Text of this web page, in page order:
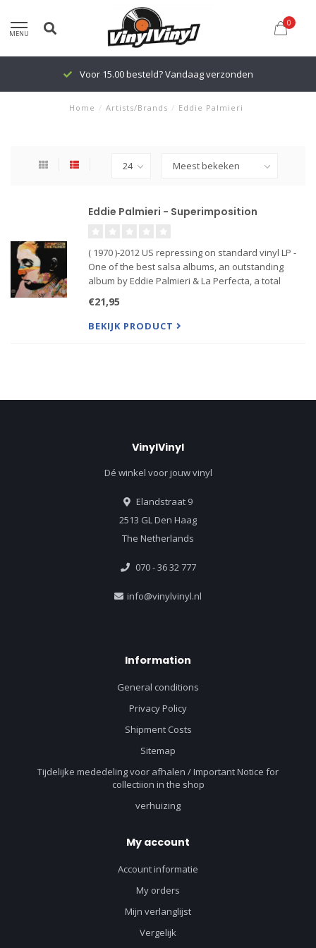
MENU
0
Voor 15.00 besteld? Vandaag verzonden
Home / Artists/Brands / Eddie Palmieri
Eddie Palmieri - Superimposition
( 1970 )-2012 US repressing on standard vinyl LP -
One of the best salsa albums, an outstanding
album by Eddie Palmieri & La Perfecta, a total
topped himself (hard to do even for him) with
Super Imposition
€21,95
BEKIJK PRODUCT
VinylVinyl
Dé winkel voor jouw vinyl
Elandstraat 9
2513 GL Den Haag
The Netherlands
070 - 36 32 777
info@vinylvinyl.nl
Information
General conditions
Privacy Policy
Shipment Costs
Sitemap
Tijdelijke mededeling voor afhalen / Important Notice for
collectiion in the shop
verhuizing
My account
Account informatie
My orders
Mijn verlanglijst
Vergelijk